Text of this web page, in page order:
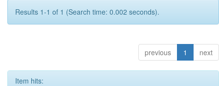
Results 1-1 of 1 (Search time: 0.002 seconds).
previous 1 next
Item hits: